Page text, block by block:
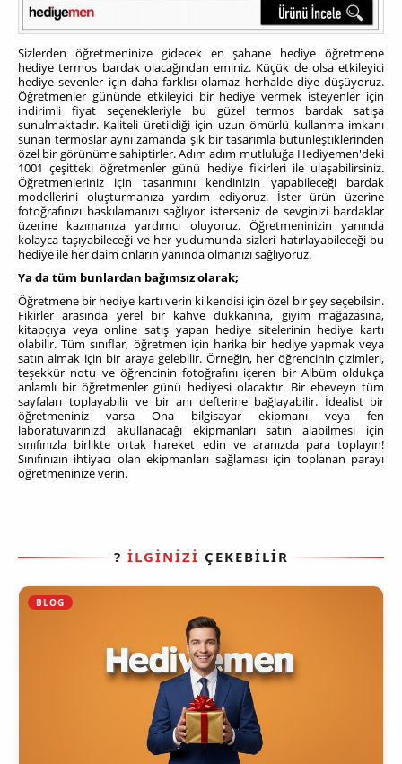
Sizlerden öğretmeninize gidecek en şahane hediye öğretmene
hediye termos bardak olacağından eminiz. Küçük de olsa etkileyici
hediye sevenler için daha farklısı olamaz herhalde diye düşüyoruz.
Öğretmenler gününde etkileyici bir hediye vermek isteyenler için
indirimli fiyat seçenekleriyle bu güzel termos bardak satışa
sunulmaktadır. Kaliteli üretildiği için uzun ömürlü kullanma imkanı
sunan termoslar aynı zamanda şık bir tasarımla bütünleştiklerinden
özel bir görünüme sahiptirler. Adım adım mutluluğa Hediyemen'deki
1001 çeşitteki öğretmenler günü hediye fikirleri ile ulaşabilirsiniz.
Öğretmenleriniz için tasarımını kendinizin yapabileceği bardak
modellerini oluşturmanıza yardım ediyoruz. İster ürün üzerine
fotoğrafınızı baskılamanızı sağlıyor isterseniz de sevginizi bardaklar
üzerine kazımanıza yardımcı oluyoruz. Öğretmeninizin yanında
kolayca taşıyabileceği ve her yudumunda sizleri hatırlayabileceği bu
hediye ile her daim onların yanında olmanızı sağlıyoruz.
Ya da tüm bunlardan bağımsız olarak;
Öğretmene bir hediye kartı verin ki kendisi için özel bir şey seçebilsin.
Fikirler arasında yerel bir kahve dükkanına, giyim mağazasına,
kitapçıya veya online satış yapan hediye sitelerinin hediye kartı
olabilir. Tüm sınıflar, öğretmen için harika bir hediye yapmak veya
satın almak için bir araya gelebilir. Örneğin, her öğrencinin çizimleri,
teşekkür notu ve öğrencinin fotoğrafını içeren bir Albüm oldukça
anlamlı bir öğretmenler günü hediyesi olacaktır. Bir ebeveyn tüm
sayfaları toplayabilir ve bir anı defterine bağlayabilir. İdealist bir
öğretmeniniz varsa Ona bilgisayar ekipmanı veya fen
laboratuvarınızd akullanacağı ekipmanları satın alabilmesi için
sınıfınızla birlikte ortak hareket edin ve aranızda para toplayın!
Sınıfınızın ihtiyacı olan ekipmanları sağlaması için toplanan parayı
öğretmeninize verin.
? İLGİNİZİ ÇEKEBİLİR
BLOG